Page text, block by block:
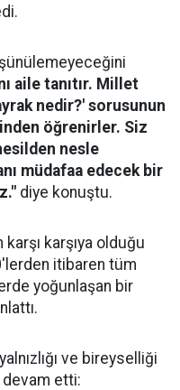
aile tanıtır. Millet
nedir?' sorusunun
öğrenirler. Siz
nesle
müdafaa edecek bir
diye konuştu.
karşı karşıya olduğu
itibaren tüm
yoğunlaşan bir
ve bireyselliği
etti: